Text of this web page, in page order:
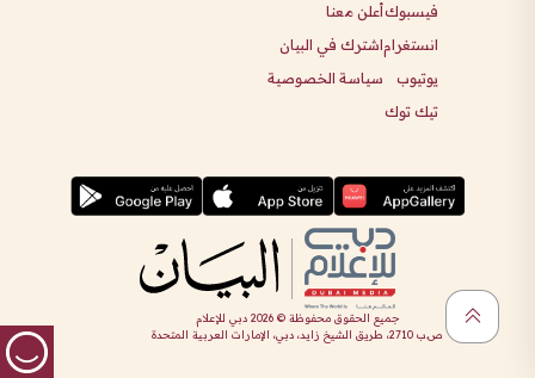
فيسبوك
انستغرام
يوتيوب
تيك توك
أعلن معنا
اشترك في البيان
سياسة الخصوصية
جميع الحقوق محفوظة ©2026 دبي للإعلام
ص.ب 2710، طريق الشيخ زايد، دبي، الإمارات العربية المتحدة